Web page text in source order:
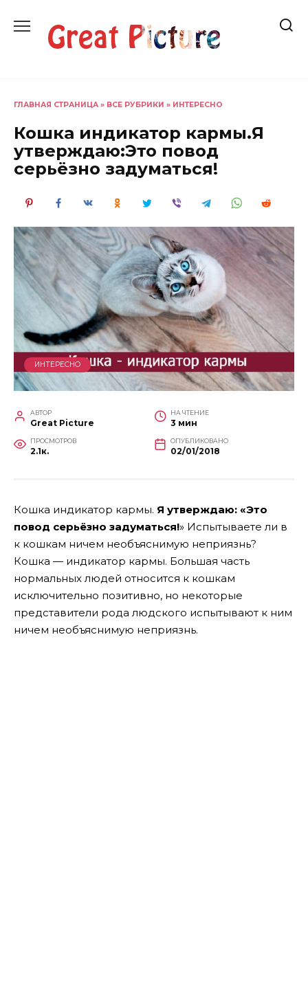
содержанию
ГЛАВНАЯ СТРАНИЦА » ВСЕ РУБРИКИ » ИНТЕРЕСНО
Кошка индикатор кармы.Я
утверждаю:Это повод
серьёзно задуматься!
ИНТЕРЕСНО
АВТОР
Great Picture
НА ЧТЕНИЕ
3 мин
ПРОСМОТРОВ
2.1к.
ОПУБЛИКОВАНО
02/01/2018
Кошка индикатор кармы. Я утверждаю: «Это
повод серьёзно задуматься!» Испытываете ли в
к кошкам ничем необъяснимую неприязнь?
Кошка — индикатор кармы. Большая часть
нормальных людей относится к кошкам
исключительно позитивно, но некоторые
представители рода людского испытывают к ним
ничем необъяснимую неприязнь.